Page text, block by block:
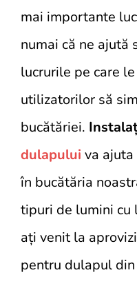
mai importante
numai că ne ajută
lucrurile pe care
utilizatorilor să
bucătăriei.
dulapului va
în bucătăria
tipuri de lumini cu
ați venit la
pentru dulapul